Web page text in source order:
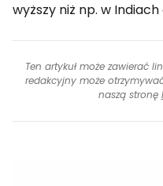
wyższy niż np. w Indiach
Ten artykuł może zawierać
redakcyjny może
naszą stronę